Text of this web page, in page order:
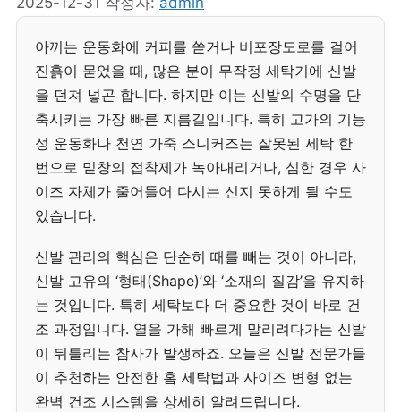
아끼는 운동화에 커피를 쏟거나 비포장도로를 걸어
진흙이 묻었을 때, 많은 분이 무작정 세탁기에 신발
을 던져 넣곤 합니다. 하지만 이는 신발의 수명을 단
축시키는 가장 빠른 지름길입니다. 특히 고가의 기능
성 운동화나 천연 가죽 스니커즈는 잘못된 세탁 한
번으로 밑창의 접착제가 녹아내리거나, 심한 경우 사
이즈 자체가 줄어들어 다시는 신지 못하게 될 수도
있습니다.
신발 관리의 핵심은 단순히 때를 빼는 것이 아니라,
신발 고유의 ‘형태(Shape)’와 ‘소재의 질감’을 유지하
는 것입니다. 특히 세탁보다 더 중요한 것이 바로 건
조 과정입니다. 열을 가해 빠르게 말리려다가는 신발
이 뒤틀리는 참사가 발생하죠. 오늘은 신발 전문가들
이 추천하는 안전한 홈 세탁법과 사이즈 변형 없는
완벽 건조 시스템을 상세히 알려드립니다.